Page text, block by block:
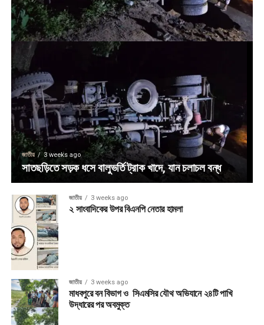
জাতীয় 3 weeks ago
সাতছড়িতে সড়ক ধসে বালুভর্তি ট্রাক খাদে, যান চলাচল বন্ধ
জাতীয় 3 weeks ago
২ সাংবাদিকের উপর বিএনপি নেতার হামলা
জাতীয় 3 weeks ago
মাধবপুরে বন বিভাগ ও সিএমসির যৌথ অভিযানে ২৪টি পাখি
উদ্ধারের পর অবমুক্ত